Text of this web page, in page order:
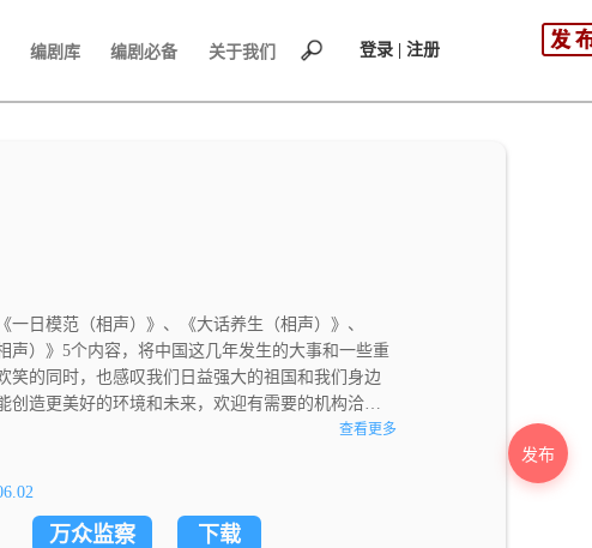
编剧库 编剧必备 关于我们 登录 | 注册
发布
日模范（相声）》、《大话养生（相声）》、
声）》5个内容，将中国这几年发生的大事和一些重
笑的同时，也感叹我们日益强大的祖国和我们身边
创造更美好的环境和未来，欢迎有需要的机构洽
查看更多
万众监察 下载